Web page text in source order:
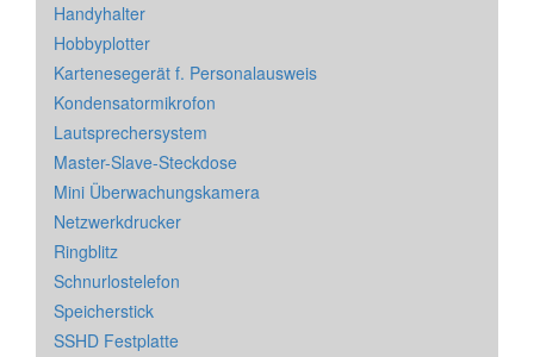
Handyhalter
Hobbyplotter
Kartenesegerät f. Personalausweis
Kondensatormikrofon
Lautsprechersystem
Master-Slave-Steckdose
Mini Überwachungskamera
Netzwerkdrucker
Ringblitz
Schnurlostelefon
Speicherstick
SSHD Festplatte